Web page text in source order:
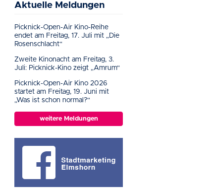
Aktuelle Meldungen
Picknick-Open-Air Kino-Reihe
endet am Freitag, 17. Juli mit „Die
Rosenschlacht“
Zweite Kinonacht am Freitag, 3.
Juli: Picknick-Kino zeigt „Amrum“
Picknick-Open-Air Kino 2026
startet am Freitag, 19. Juni mit
„Was ist schon normal?“
weitere Meldungen